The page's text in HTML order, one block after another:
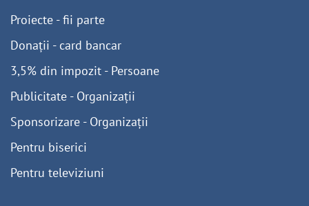
Proiecte - fii parte
Donații - card bancar
3,5% din impozit - Persoane
Publicitate - Organizații
Sponsorizare - Organizații
Pentru biserici
Pentru televiziuni